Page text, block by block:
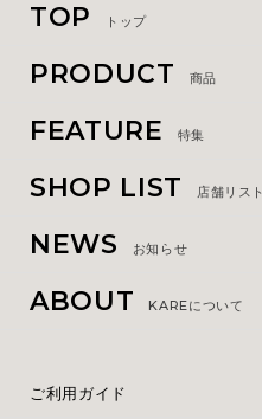
TOP トップ
PRODUCT 商品
FEATURE 特集
SHOP LIST 店舗リスト
NEWS お知らせ
ABOUT KAREについて
ご利用ガイド